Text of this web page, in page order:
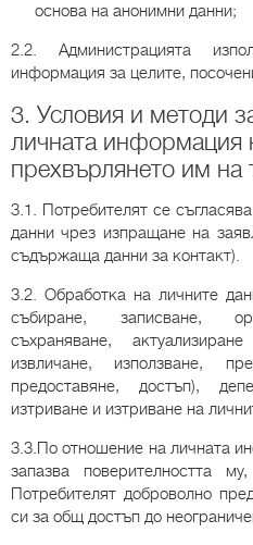
основа на анонимни данни;
2.2. Администрацията
информация за целите,
3. Условия и методи
личната информация
прехвърлянето им на
3.1. Потребителят се
данни чрез изпращане на
съдържаща данни за контакт).
3.2. Обработка на личните
събиране, записване,
съхраняване,
извличане, използване,
предоставяне, достъп),
изтриване и изтриване на
3.3.По отношение на личната
запазва поверителността
Потребителят доброволно
си за общ достъп до